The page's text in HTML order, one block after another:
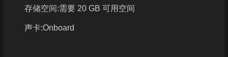
存储空间:需要 20 GB 可用空间
声卡:Onboard